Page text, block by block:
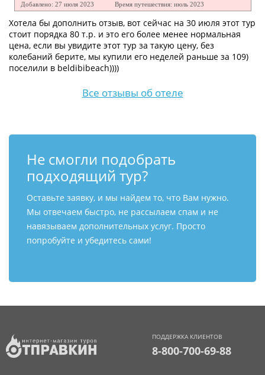
Добавлено: 27 июля 2023 Время путешествия: июль 2023
Хотела бы дополнить отзыв, вот сейчас на 30 июля этот тур
стоит порядка 80 т.р. и это его более менее нормальная
цена, если вы увидите этот тур за такую цену, без
колебаний берите, мы купили его неделей раньше за 109)
поселили в beldibibeach))))
Все отзывы об отеле
Не смогли подобрать
подходящий тур?
Оставьте заявку, и мы найдем то, что Вам нужно.
Мы отвечаем быстро, не рассылаем спам и не
навязываем дополнительных услуг. Просто
попробуйте и убедитесь сами!
ПОДДЕРЖКА КЛИЕНТОВ
8-800-700-69-88